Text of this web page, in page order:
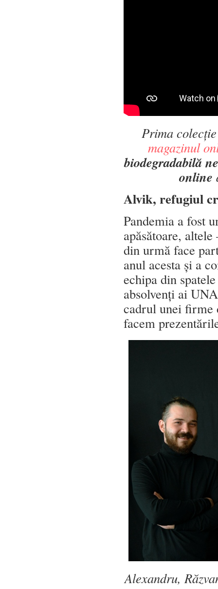
Prima
magazinul
biodegradabilă
online
Alvik, refugiul
Pandemia a fost
apăsătoare,
din urmă face
anul acesta și a
echipa din
absolvenți ai
cadrul unei firme
facem
Alexandru,